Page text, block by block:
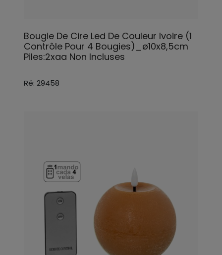
Bougie De Cire Led De Couleur Ivoire (1
Contrôle Pour 4 Bougies)_ø10x8,5cm
Piles:2xaa Non Incluses
Ré: 29458